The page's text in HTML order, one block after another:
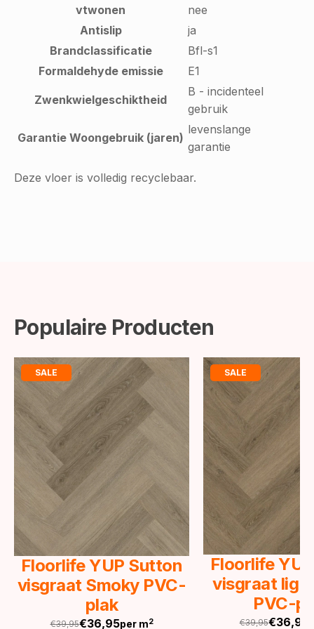
vtwonen
nee
Antislip
ja
Brandclassificatie
Bfl-s1
Formaldehyde emissie
E1
Zwenkwielgeschiktheid
B - incidenteel
gebruik
Garantie Woongebruik (jaren)
levenslange
garantie
Deze vloer is volledig recyclebaar.
Populaire Producten
SALE
Floorlife YUP Sutton
visgraat Smoky PVC-
plak
€39,95€36,95per m2
SALE
Floorlife
visgraat
PVC-
€39,95€36,95